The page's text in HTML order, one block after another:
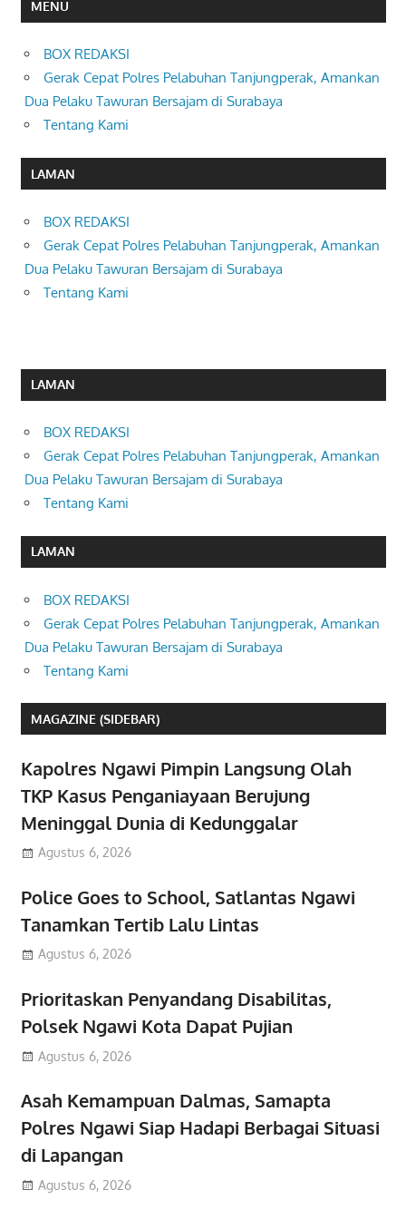
MENU
BOX REDAKSI
Gerak Cepat Polres Pelabuhan Tanjungperak, Amankan
Dua Pelaku Tawuran Bersajam di Surabaya
Tentang Kami
LAMAN
BOX REDAKSI
Gerak Cepat Polres Pelabuhan Tanjungperak, Amankan
Dua Pelaku Tawuran Bersajam di Surabaya
Tentang Kami
LAMAN
BOX REDAKSI
Gerak Cepat Polres Pelabuhan Tanjungperak, Amankan
Dua Pelaku Tawuran Bersajam di Surabaya
Tentang Kami
LAMAN
BOX REDAKSI
Gerak Cepat Polres Pelabuhan Tanjungperak, Amankan
Dua Pelaku Tawuran Bersajam di Surabaya
Tentang Kami
MAGAZINE (SIDEBAR)
Kapolres Ngawi Pimpin Langsung Olah
TKP Kasus Penganiayaan Berujung
Meninggal Dunia di Kedunggalar
Agustus 6, 2026
Police Goes to School, Satlantas Ngawi
Tanamkan Tertib Lalu Lintas
Agustus 6, 2026
Prioritaskan Penyandang Disabilitas,
Polsek Ngawi Kota Dapat Pujian
Agustus 6, 2026
Asah Kemampuan Dalmas, Samapta
Polres Ngawi Siap Hadapi Berbagai Situasi
di Lapangan
Agustus 6, 2026